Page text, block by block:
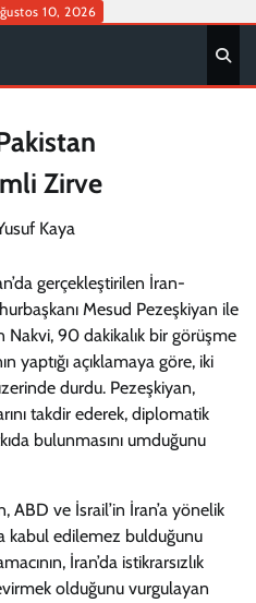
10, 2026
Zirve
Kaya
gerçekleştirilen İran-
Mesud Pezeşkiyan ile
Nakvi, 90 dakikalık bir görüşme
yaptığı açıklamaya göre, iki
durdu. Pezeşkiyan,
takdir ederek, diplomatik
bulunmasını umduğunu
ABD ve İsrail’in İran’a yönelik
kabul edilemez bulduğunu
İran’da istikrarsızlık
olduğunu vurgulayan